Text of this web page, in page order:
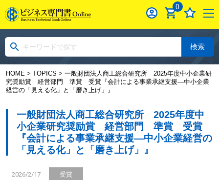
0
検索
HOME> TOPICS > 一般財団法人商工総合研究所 2025年度中小企業研
究奨励賞 経営部門 準賞 受賞『会計による事業承継支援―中小企業
経営の「見える化」と「磨き上げ」』
一般財団法人商工総合研究所 2025年度中
小企業研究奨励賞 経営部門 準賞 受賞
『会計による事業承継支援―中小企業経営の
「見える化」と「磨き上げ」』
2026/2/17 受賞